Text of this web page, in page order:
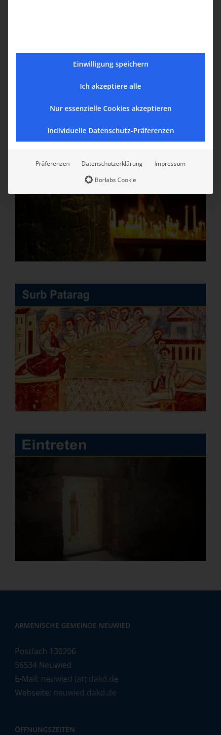
ARMENISCHE GEMEINDE NEUWIED
Postfach 130206
56534 Neuwied
E-Mail: neuwied (at) dakd.de
Webseite: neuwied.dakd.de
ÖFFNUNGSZEITEN
Einwilligung speichern
Ich akzeptiere alle
Nur essenzielle Cookies akzeptieren
Individuelle Datenschutz-Präferenzen
Präferenzen Datenschutzerklärung
Impressum
Borlabs Cookie